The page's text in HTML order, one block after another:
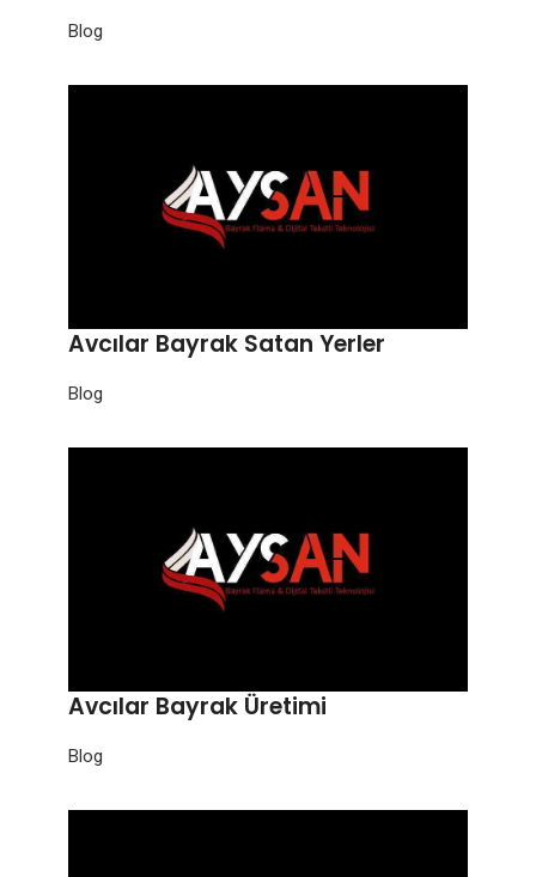
Blog
Avcılar Bayrak Satan Yerler
Blog
Avcılar Bayrak Üretimi
Blog